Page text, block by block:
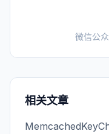
微信公
相关文章